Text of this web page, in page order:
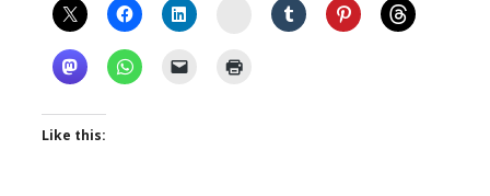
Instagram
Like this: